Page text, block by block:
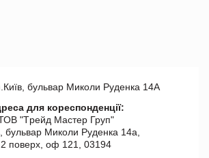
бульвар Миколи Руденка 14А
для кореспонденції:
"Tрейд Мастер Груп"
бульвар Миколи Руденка 14а,
2 поверх, оф 121, 03194